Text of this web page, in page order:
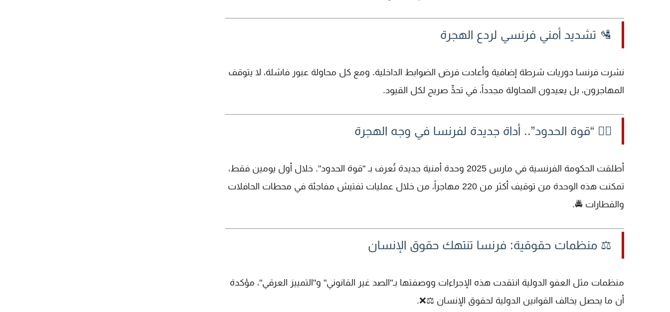
🛂 تشديد أمني فرنسي لردع الهجرة
نشرت فرنسا دوريات شرطة إضافية وأعادت فرض الضوابط الداخلية. ومع كل محاولة عبور فاشلة، لا يتوقف
المهاجرون، بل يعيدون المحاولة مجدداً، في تحدٍّ صريح لكل القيود.
👮‍♀️ “قوة الحدود”.. أداة جديدة لفرنسا في وجه الهجرة
أطلقت الحكومة الفرنسية في مارس 2025 وحدة أمنية جديدة تُعرف بـ "قوة الحدود". خلال أول يومين فقط،
تمكنت هذه الوحدة من توقيف أكثر من 220 مهاجراً
، من خلال عمليات تفتيش مفاجئة في محطات الحافلات
والقطارات 🚔.
⚖️ منظمات حقوقية: فرنسا تنتهك حقوق الإنسان
منظمات مثل العفو الدولية انتقدت هذه الإجراءات ووصفتها بـ"الصد غير القانوني" و"التمييز العرقي"، مؤكدة
أن ما يحصل يخالف القوانين الدولية لحقوق الإنسان ⚖️❌.